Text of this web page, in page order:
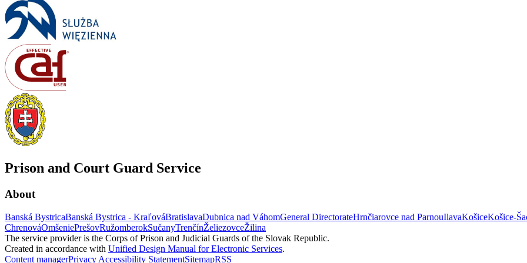
Prison and Court Guard Service
About
Banská BystricaBanská Bystrica - KraľováBratislavaDubnica nad VáhomGeneral DirectorateHrnčiarovce nad ParnouIlavaKošiceKošice-
ChrenováOmšeniePrešovRužomberokSučanyTrenčínŽeliezovceŽilina
The service provider is the Corps of Prison and Judicial Guards of the Slovak Republic.
Created in accordance with Unified Design Manual for Electronic Services.
Content managerPrivacy Accessibility StatementSitemapRSS